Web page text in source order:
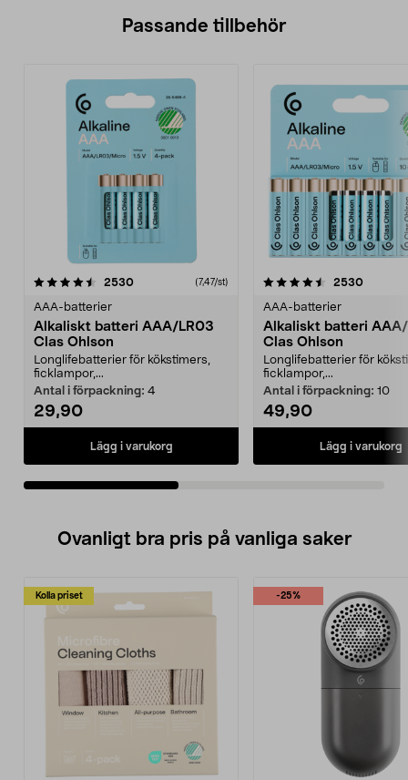
Passande tillbehör
2530recensioner (7,47/st)
AAA-batterier
Alkaliskt batteri AAA/LR03
Clas Ohlson
Longlifebatterier för kökstimers,
ficklampor,...
Antal i förpackning: 4
29,90
Lägg i varukorg
4.5av 5 stjärnor 2530
AAA-batterier
Alkaliskt batteri
Clas Ohlson
Longlifebatterier för
ficklampor,...
Antal i förpackning: 10
49,90
Lägg i varukorg
4.5av 5 stjärnor
Ovanligt bra pris på vanliga saker
Kolla priset -25%